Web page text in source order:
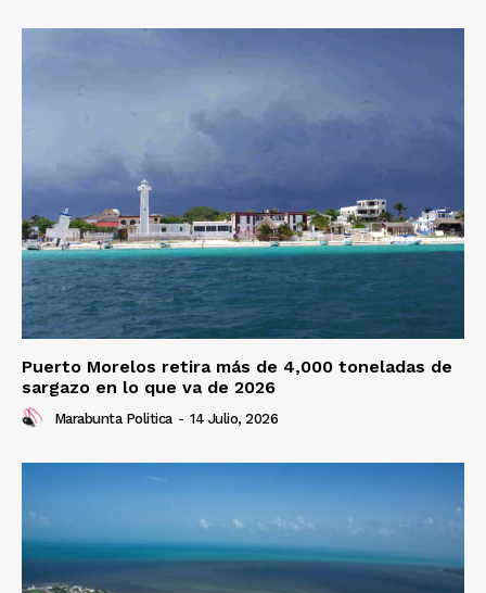
Puerto Morelos retira más de 4,000 toneladas de
sargazo en lo que va de 2026
Marabunta Politica - 14 Julio, 2026